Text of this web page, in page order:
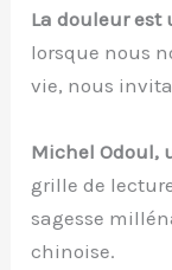
La douleur est
lorsque nous
vie, nous
Michel Odoul,
grille de
sagesse
chinoise.